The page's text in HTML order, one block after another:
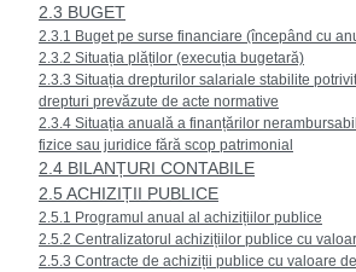
2.3 BUGET
2.3.1 Buget pe surse financiare (începând cu
2.3.2 Situația plăților (execuția bugetară)
2.3.3 Situația drepturilor salariale stabilite
drepturi prevăzute de acte normative
2.3.4 Situația anuală a finanțărilor
fizice sau juridice fără scop patrimonial
2.4 BILANȚURI CONTABILE
2.5 ACHIZIȚII PUBLICE
2.5.1 Programul anual al achizițiilor publice
2.5.2 Centralizatorul achizițiilor publice cu
2.5.3 Contracte de achiziții publice cu valoare